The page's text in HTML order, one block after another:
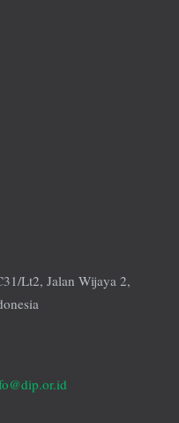
Lt2, Jalan Wijaya 2,